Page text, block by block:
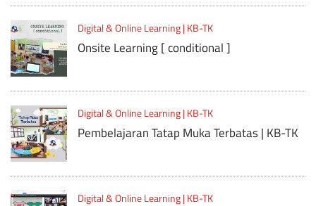
Digital & Online Learning | KB-TK
Onsite Learning [ conditional ]
Digital & Online Learning | KB-TK
Pembelajaran Tatap Muka Terbatas | KB-TK
Digital & Online Learning | KB-TK